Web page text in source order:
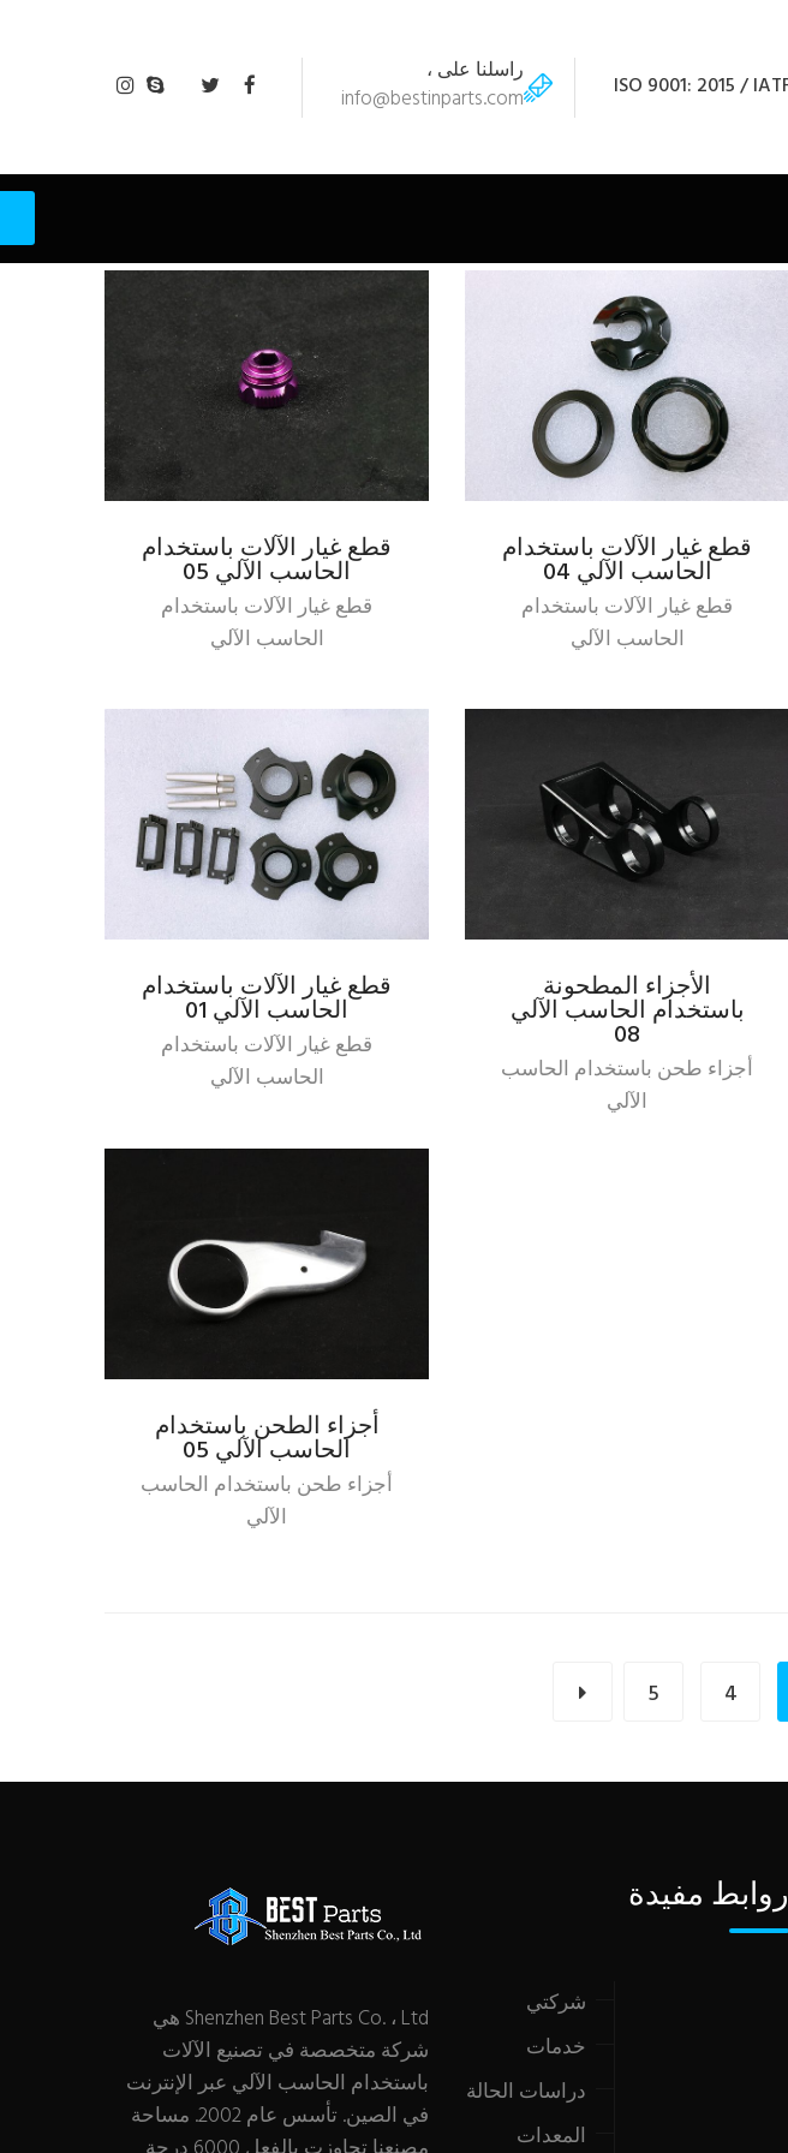
راسلنا على ،
info@bestinparts.com
قطع غيار الآلات باستخدام
الحاسب الآلي 05
قطع غيار الآلات باستخدام
الحاسب الآلي
قطع غيار الآلات باستخدام
الحاسب الآلي 04
قطع غيار الآلات باستخدام
الحاسب الآلي
قطع غيار الآلات باستخدام
الحاسب الآلي 01
قطع غيار الآلات باستخدام
الحاسب الآلي
الأجزاء المطحونة
باستخدام الحاسب الآلي
08
أجزاء طحن باستخدام الحاسب
الآلي
أجزاء الطحن باستخدام
الحاسب الآلي 05
أجزاء طحن باستخدام الحاسب
الآلي
4
5
Shenzhen Best Parts Co. ، Ltd هي
شركة متخصصة في تصنيع الآلات
باستخدام الحاسب الآلي عبر الإنترنت
في الصين. تأسس عام 2002. مساحة
روابط مفيدة
شركتي
خدمات
دراسات الحالة
المعدات